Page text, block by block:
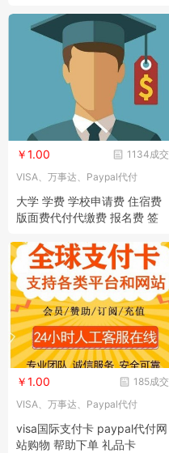
1134成交
￥1.00
VISA、万事达、Paypal代付
大学 学费 学校申请费 住宿费
版面费代付代缴费 报名费 签
185成交
￥1.00
VISA、万事达、Paypal代付
visa国际支付卡 paypal代付网
站购物 帮助下单 礼品卡